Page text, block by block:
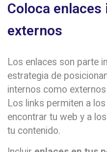
Coloca
externos
Los enlaces son parte
estrategia de
internos como externos
Los links permiten a
encontrar tu web y a
tu contenido.